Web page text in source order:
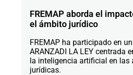
FREMAP aborda el
el ámbito jurídico
FREMAP ha participado en
ARANZADI LA LEY centrada
la inteligencia artificial en las
jurídicas.